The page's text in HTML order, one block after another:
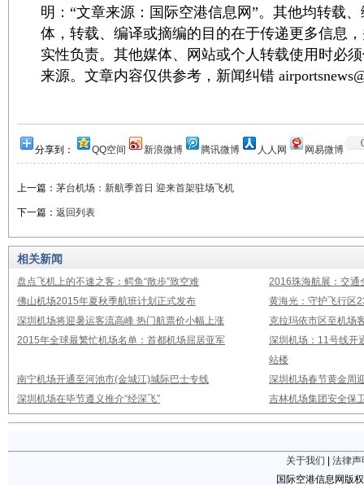
明：“文章来源：国际空港信息网”。其他均转载
体，转载、编译或摘编的目的在于传递更多信息
实性负责。其他媒体、网站或个人转载使用时必
来源。文章内容仅供参考，新闻纠错
分享到： QQ空间 新浪微博 腾讯微博 人人网 网易微博
上一篇： 茅台机场：新航季首日 迎来首架驻场飞机
下一篇： 返回列表
相关新闻
盘点飞机上的不速之客：鳄鱼“散步”致空难
2016珠海航展：交通
佛山机场2015年夏秋季航班计划正式发布
黄海光：守护飞行区
深圳机场将迎暑运客流高峰 热门航票价小幅上涨
克拉玛依市区至机场
2015年全球最繁忙机场名单：首都机场屈居亚军
深圳机场：11号线开
站楼
南宁机场开通至河池市(金城江)城际巴士专线
深圳机场春节黄金周
深圳机场在毕节遵义推介“经深飞”
吉林机场集团安全保
关于我们
法律声
国际空港信息网版